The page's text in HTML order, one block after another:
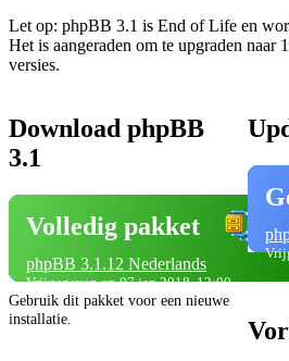
Let op: phpBB 3.1 is End of Life en
Het is aangeraden om te upgraden naar
versies.
Download phpBB
3.1
Volledig pakket
phpBB 3.1.12 Nederlands
Vrijgegeven op 07 jan 2018, 12:00
Gebruik dit pakket voor een nieuwe
installatie.